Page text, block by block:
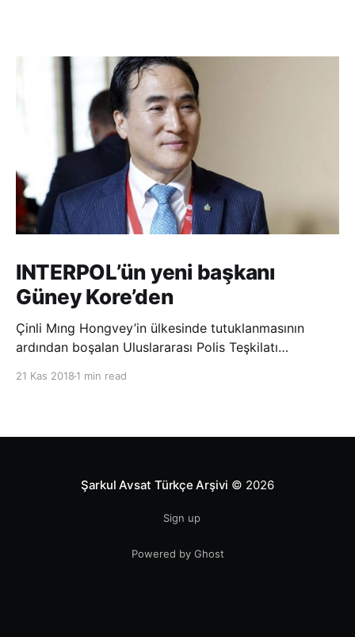
INTERPOL’ün yeni başkanı
Güney Kore’den
Çinli Mıng Hongvey’in ülkesinde tutuklanmasının
ardından boşalan Uluslararası Polis Teşkilatı
21 Kas 2018 1 min read
Şarkul Avsat Türkçe Arşivi © 2026
Sign up
Powered by Ghost